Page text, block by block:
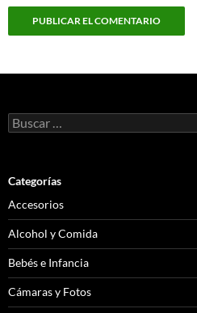
Buscar:
Categorías
Accesorios
Alcohol y Comida
Bebés e Infancia
Cámaras y Fotos